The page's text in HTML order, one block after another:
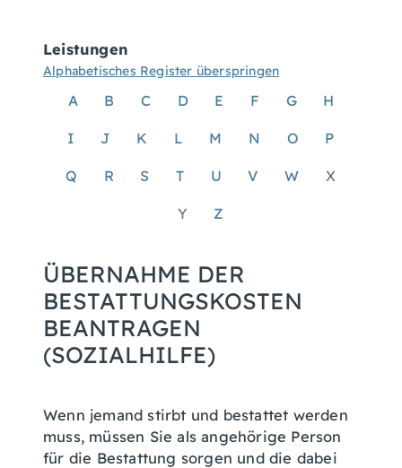
Leistungen
Alphabetisches Register überspringen
A B C D E F G H
I J K L M N O P
Q R S T U V W X
Y Z
ÜBERNAHME DER
BESTATTUNGSKOSTEN
BEANTRAGEN
(SOZIALHILFE)
Wenn jemand stirbt und bestattet werden
muss, müssen Sie als angehörige Person
für die Bestattung sorgen und die dabei